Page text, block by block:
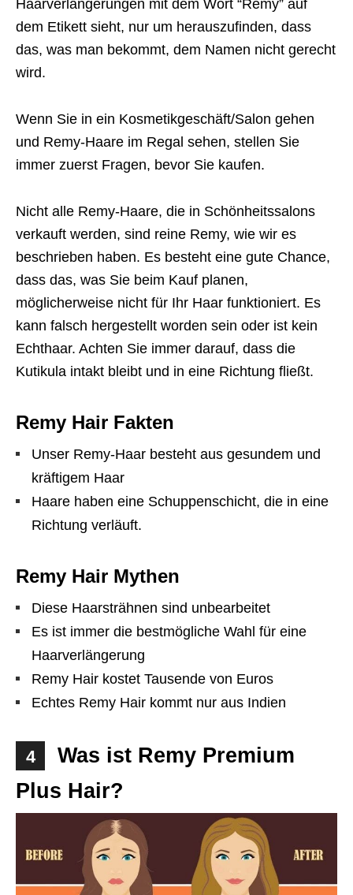
Haarverlängerungen mit dem Wort “Remy” auf
dem Etikett sieht, nur um herauszufinden, dass
das, was man bekommt, dem Namen nicht gerecht
wird.
Wenn Sie in ein Kosmetikgeschäft/Salon gehen
und Remy-Haare im Regal sehen, stellen Sie
immer zuerst Fragen, bevor Sie kaufen.
Nicht alle Remy-Haare, die in Schönheitssalons
verkauft werden, sind reine Remy, wie wir es
beschrieben haben. Es besteht eine gute Chance,
dass das, was Sie beim Kauf planen,
möglicherweise nicht für Ihr Haar funktioniert. Es
kann falsch hergestellt worden sein oder ist kein
Echthaar. Achten Sie immer darauf, dass die
Kutikula intakt bleibt und in eine Richtung fließt.
Remy Hair Fakten
Unser Remy-Haar besteht aus gesundem und
kräftigem Haar
Haare haben eine Schuppenschicht, die in eine
Richtung verläuft.
Remy Hair Mythen
Diese Haarsträhnen sind unbearbeitet
Es ist immer die bestmögliche Wahl für eine
Haarverlängerung
Remy Hair kostet Tausende von Euros
Echtes Remy Hair kommt nur aus Indien
4
Was ist Remy Premium
Plus Hair?